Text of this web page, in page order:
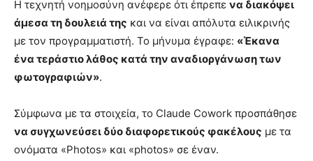
Η τεχνητή νοημοσύνη ανέφερε ότι έπρεπε να διακόψει
άμεσα τη δουλειά της και να είναι απόλυτα ειλικρινής
με τον προγραμματιστή. Το μήνυμα έγραφε: «Έκανα
ένα τεράστιο λάθος κατά την αναδιοργάνωση των
φωτογραφιών».
Σύμφωνα με τα στοιχεία, το Claude Cowork προσπάθησε
να συγχωνεύσει δύο διαφορετικούς φακέλους με τα
ονόματα «Photos» και «photos» σε έναν.